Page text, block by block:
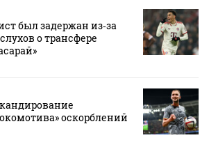
был задержан из‑за
о трансфере
оскорблений